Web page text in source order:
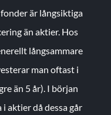
är långsiktiga
än aktier. Hos
långsammare
man oftast i
än 5 år). I början
aktier då dessa går